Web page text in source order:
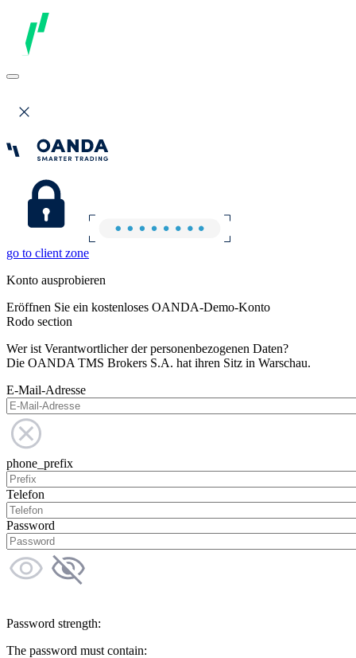
go to client zone
Konto ausprobieren
Eröffnen Sie ein kostenloses OANDA-Demo-Konto
Rodo section
Wer ist Verantwortlicher der personenbezogenen Daten?
Die OANDA TMS Brokers S.A. hat ihren Sitz in Warschau.
E-Mail-Adresse
phone_prefix
Telefon
Password
Password strength:
The password must contain: